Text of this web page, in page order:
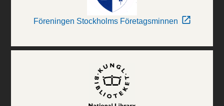
Föreningen Stockholms Företagsminnen